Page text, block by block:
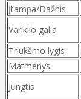
Įtampa/Dažnis
Variklio galia
Triukšmo lygis
Matmenys
Jungtis